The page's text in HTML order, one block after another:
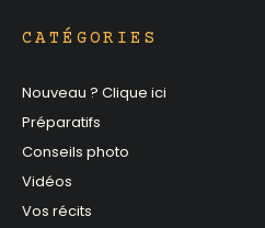
CATÉGORIES
Nouveau ? Clique ici
Préparatifs
Conseils photo
Vidéos
Vos récits